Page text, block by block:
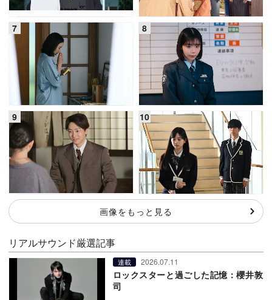
画像をもっと見る
リアルサウンド厳選記事
連載 2026.07.11
ロックスターと過ごした記憶：櫻井敦
司